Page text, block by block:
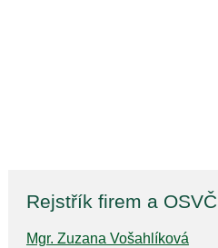
Rejstřík firem a OSVČ
Mgr. Zuzana Vošahlíková